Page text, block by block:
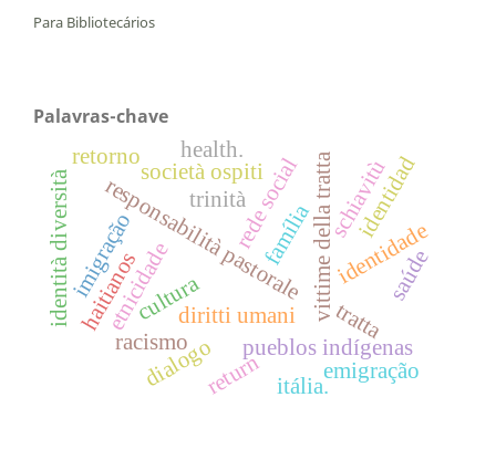
Para Bibliotecários
Palavras-chave
tratta
vittime della tratta
diritti umani
schiavitù
responsabilità pastorale identidade
cultura
etnicidade
imigração família
rede social
società ospiti
pueblos indígenas
identidad
haitianos
racismo
dialogo
identità diversità trinità
emigração
retorno
saúde
return
health.
itália.